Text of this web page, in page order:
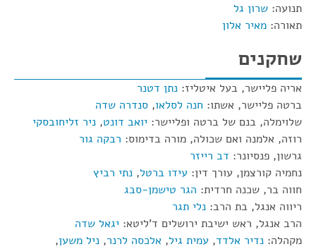
תנועה: שרון גל
תאורה: מאיר אלון
שחקנים
אריה פליישר, בעל איטליז: נתן דטנר
ברטה פליישר, אשתו: חנה לסלאו, סנדרה שדה
שלוימלה, בנם של ברטה ופליישר: יואב דונט, ניר זליחובסקי
רוזה, אלמנה ואם שכולה, מורה בדימוס: רבקה גור
גרשון, פנסיונר: דב רייזר
נחמיה קורצמן, עורך דין: עידו ברטל, נתי רביץ
חווה בר, שכנה חרדית: הגר טישמן-סבג
ריווה אנגל, בת הרב: נלי תגר
הרב אנגל, ראש ישיבת ירושלים ד'ליטא: יגאל שדה
מקהלה: נדיר אלדד, עמית גיל, אלכסה לרנר, ניל משען,